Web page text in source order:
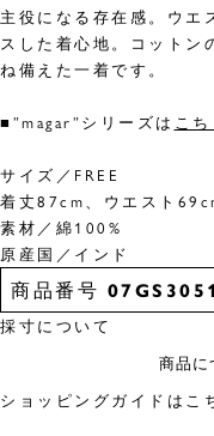
主役になる存在感。ウエ
スした着心地。コットン
ね備えた一着です。
■”magar”シリーズは こち
サイズ／FREE
着丈87cm、ウエスト
素材／綿100%
原産国／インド
商品番号
採寸について
商品に
ショッピングガイドはこ